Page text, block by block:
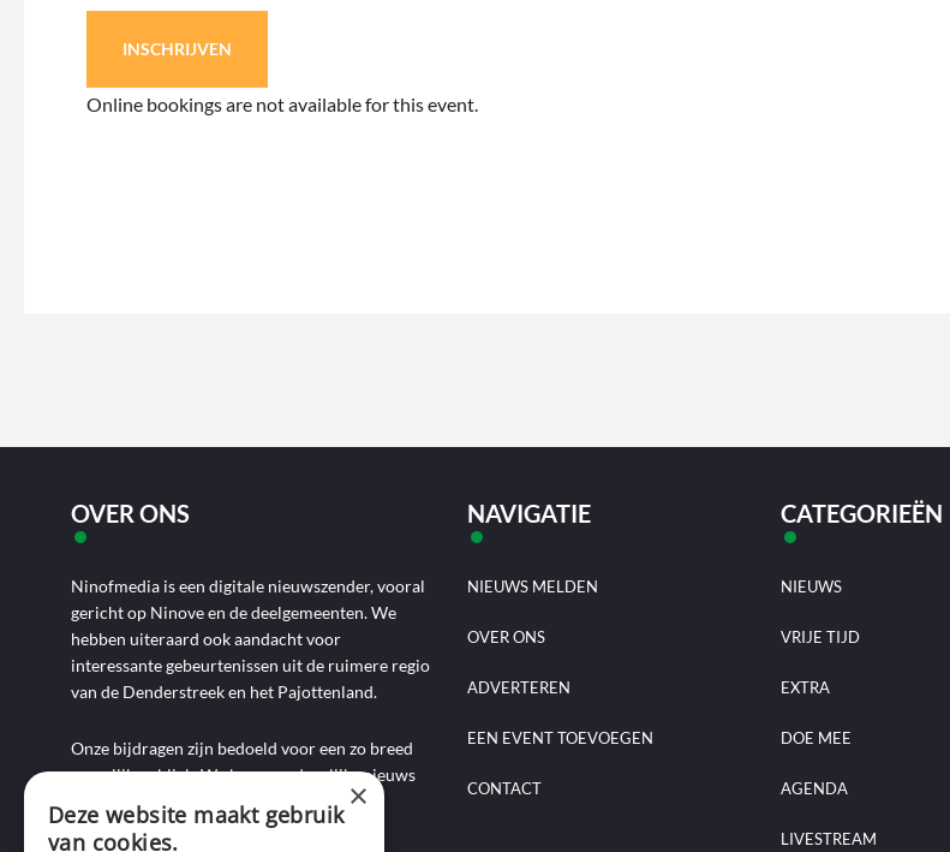
INSCHRIJVEN
Online bookings are not available for this event.
OVER ONS
Ninofmedia is een digitale nieuwszender, vooral
gericht op Ninove en de deelgemeenten. We
hebben uiteraard ook aandacht voor
interessante gebeurtenissen uit de ruimere regio
van de Denderstreek en het Pajottenland.
Onze bijdragen zijn bedoeld voor een zo breed
mogelijk publiek. We brengen dagelijks nieuws
aan de hand van artikels, foto-, audio- en
videoverslagen, interviews, reportages en
NAVIGATIE
NIEUWS MELDEN
OVER ONS
ADVERTEREN
EEN EVENT TOEVOEGEN
CONTACT
CATEGORIEËN
NIEUWS
VRIJE TIJD
EXTRA
DOE MEE
AGENDA
LIVESTREAM
×
Deze website maakt gebruik
van cookies.